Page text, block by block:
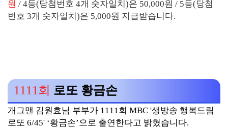
원 / 4등(당첨번호 4개 숫자일치)은 50,000원 / 5등(당첨
번호 3개 숫자일치)은 5,000원 지급받습니다.
1111회 로또 황금손
개그맨 김원효님 부부가 1111회 MBC '생방송 행복드림
로또 6/45' ‘황금손’으로 출연한다고 밝혔습니다.